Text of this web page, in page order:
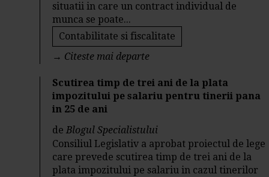
situatii in care un contract individual de
munca se poate...
Contabilitate si fiscalitate
→ Citeste mai departe
Scutirea timp de trei ani de la plata
impozitului pe salariu pentru tinerii pana
in 25 de ani
deBlogul Specialistului
Consiliul Legislativ a aprobat proiectul de lege
care prevede scutirea timp de trei ani de la
plata impozitului pe salariu in cazul tinerilor